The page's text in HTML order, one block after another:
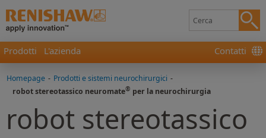
Prodotti L'azienda Contatti
Homepage - Prodotti e sistemi neurochirurgici -
robot stereotassico neuromate® per la neurochirurgia
robot stereotassico